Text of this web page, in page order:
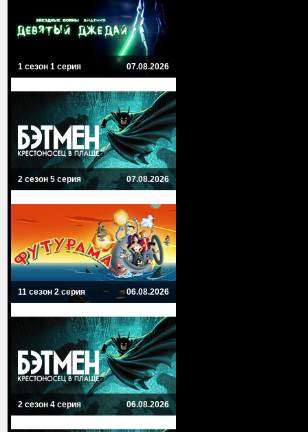
1 сезон 1 серия 07.08.2026
2 сезон 5 серия 07.08.2026
11 сезон 2 серия 06.08.2026
2 сезон 4 серия 06.08.2026